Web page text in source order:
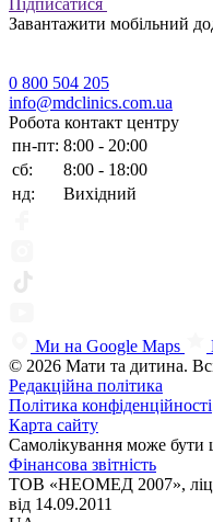
Підписатися
Завантажити мобільний
0 800 504 205
info@mdclinics.com.ua
Робота контакт центру
пн-пт: 8:00 - 20:00
сб:
8:00 - 18:00
нд:
Вихідний
Ми на Google Maps
© 2026 Мати та дитина.
Редакційна політика
Політика конфіденційності
Карта сайту
Самолікування може бути
Фінансова звітність
ТОВ «НЕОМЕД 2007»,
від 14.09.2011